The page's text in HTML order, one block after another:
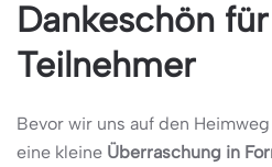
Dankeschön
Teilnehmer
Bevor wir uns auf den
eine kleine Überraschung in